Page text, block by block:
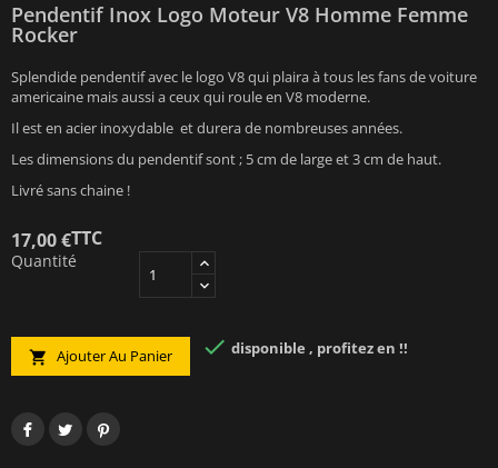
Pendentif Inox Logo Moteur V8 Homme Femme
Rocker
Splendide pendentif avec le logo V8 qui plaira à tous les fans de voiture
americaine mais aussi a ceux qui roule en V8 moderne.
Il est en acier inoxydable et durera de nombreuses années.
Les dimensions du pendentif sont ; 5 cm de large et 3 cm de haut.
Livré sans chaine !
17,00 €TTC
Quantité
 Ajouter Au Panier  disponible , profitez en !!